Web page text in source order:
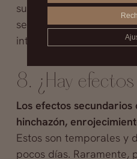
suplementos antes del
se aconseja evitar el
intenso en las horas
8. ¿Hay
Los efectos
hinchazón,
Estos son temporales y
pocos días. Raramente,